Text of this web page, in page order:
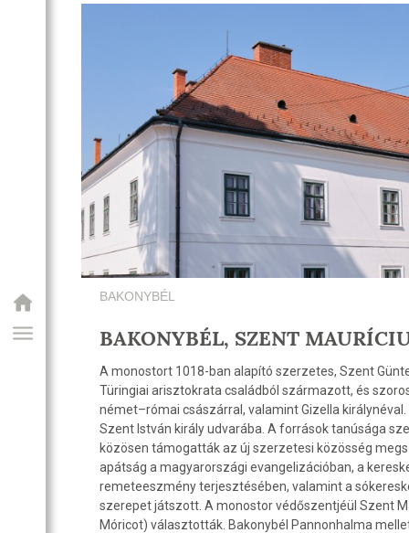
BAKONYBÉL
BAKONYBÉL, SZENT
A monostort 1018-ban alapító szerzetes, Szent
Türingiai arisztokrata családból származott, és
német–római császárral, valamint Gizella
Szent István király udvarába. A források tanúsága
közösen támogatták az új szerzetesi közösség
apátság a magyarországi evangelizációban, a
remeteeszmény terjesztésében, valamint a
szerepet játszott. A monostor védőszentjéül Szent
Móricot) választották. Bakonybél Pannonhalma